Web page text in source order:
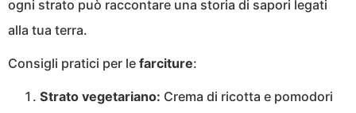
ogni strato può raccontare una storia di sapori legati
alla tua terra.
Consigli pratici per le farciture:
Strato vegetariano: Crema di ricotta e pomodori